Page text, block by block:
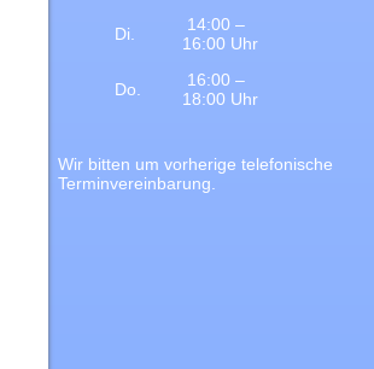
Di.
14:00 –
16:00 Uhr
Do.
16:00 –
18:00 Uhr
Wir bitten um vorherige telefonische
Terminvereinbarung.